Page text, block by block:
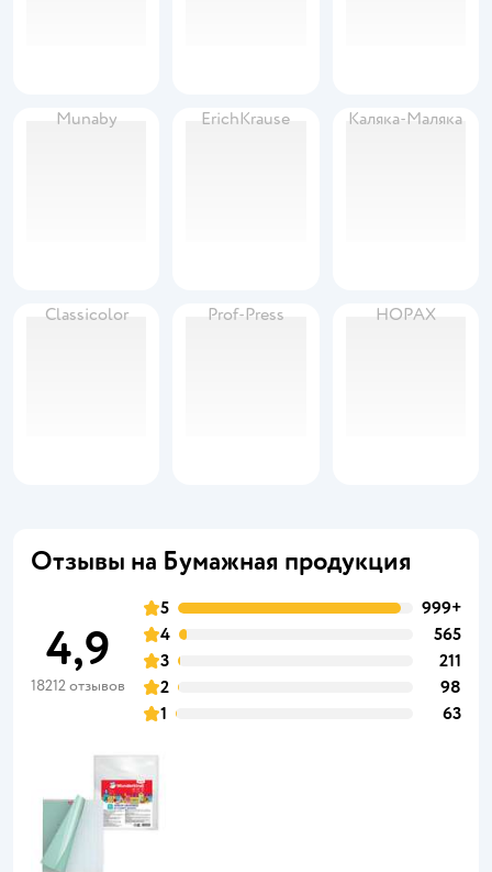
Munaby ErichKrause Каляка-Маляка
Classicolor Prof-Press HOPAX
Отзывы на Бумажная продукция
4,9
18212 отзывов
5
999+
4
565
3
211
2
98
1
63